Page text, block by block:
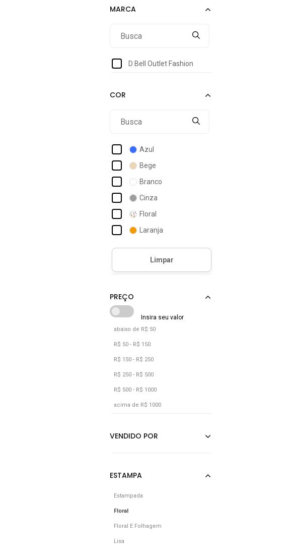
D Bell Outlet Fashion
Azul
Bege
Branco
Cinza
Floral
Laranja
Marrom
Off-white
abaixo de R$ 50
R$ 50 - R$ 150
R$ 150 - R$ 250
R$ 250 - R$ 500
R$ 500 - R$ 1000
acima de R$ 1000
Estampada
Floral
Floral E Folhagem
Lisa